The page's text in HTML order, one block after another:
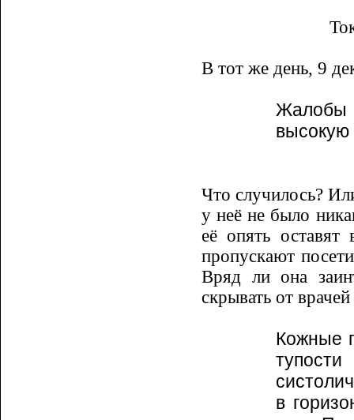
В тот же день, 9
Жалобы
высокую
Что случилось?
у неё не было
её опять
пропускают
Вряд ли она
скрывать от
Кожные
в